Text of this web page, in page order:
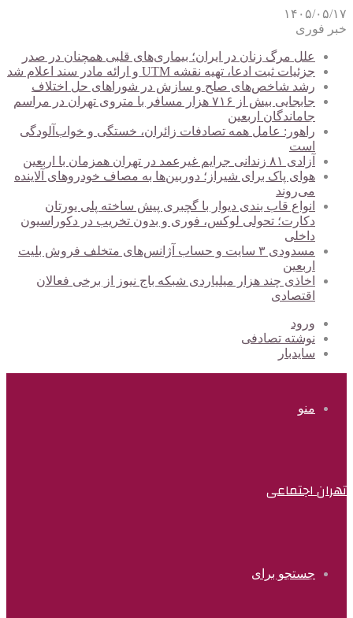
۱۴۰۵/۰۵/۱۷
خبر فوری
علل مرگ زنان در ایران؛ بیماری‌های قلبی همچنان در صدر
جزئیات ثبت ادعا، تهیه نقشه UTM و ارائه مادر سند اعلام شد
رشد شاخص‌های صلح و سازش در شوراهای حل اختلاف
جابجایی بیش از ۷۱۶ هزار مسافر با متروی تهران در مراسم
جاماندگان اربعین
راهور: عامل همه تصادفات زائران، خستگی و خواب‌آلودگی
است
آزادی ۸۱ زندانی جرایم غیرعمد در تهران همزمان با اربعین
هوای پاک برای شیراز؛ دوربین‌ها به مصاف خودروهای آلاینده
می‌روند
انواع قاب بندی دیوار با گچبری پیش ساخته پلی یورتان
دکارت؛ تحولی لوکس، فوری و بدون تخریب در دکوراسیون
داخلی
مسدودی ۳ سایت و حساب آژانس‌های متخلف فروش بلیت
اربعین
اخاذی چند هزار میلیاردی شبکه باج نیوز از برخی فعالان
اقتصادی
ورود
نوشته تصادفی
سایدبار
منو
تهران اجتماعی
جستجو برای